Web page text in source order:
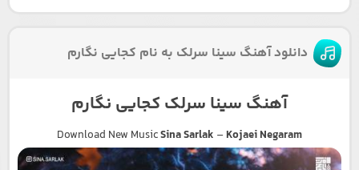
دانلود آهنگ سینا سرلک به نام کجایی نگارم
آهنگ سینا سرلک کجایی نگارم
Download New MusicSina Sarlak – Kojaei Negaram